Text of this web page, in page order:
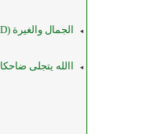
الجمال والغيرة (WORD)
االله يتجلى ضاحكا